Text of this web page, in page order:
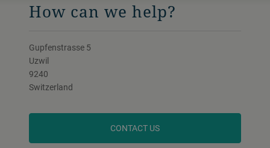
How can we help?
Gupfenstrasse 5
Uzwil
9240
Switzerland
CONTACT US